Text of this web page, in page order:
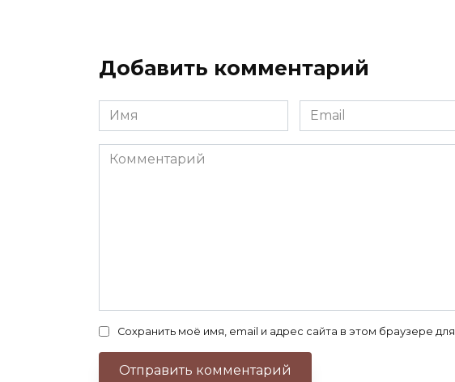
Добавить комментарий
Имя
*
Email
*
Комментарий
Сохранить моё имя, email и адрес сайта в этом браузере